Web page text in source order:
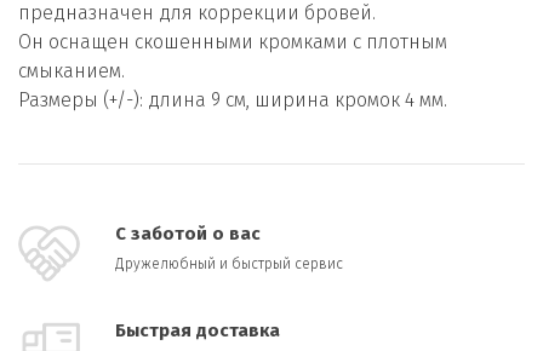
предназначен для коррекции бровей.
Он оснащен скошенными кромками с плотным
смыканием.
Размеры (+/-): длина 9 см, ширина кромок 4 мм.
С заботой о вас
Дружелюбный и быстрый сервис
Быстрая доставка